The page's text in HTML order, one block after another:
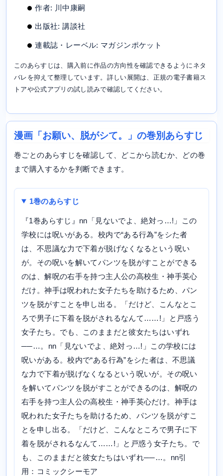
作者: 川中康嗣
出版社: 講談社
連載誌・レーベル: マガジンポケット
このあらすじは、購入前に作品の方向性を確認できるようにネタ
バレを抑えて整理しています。詳しい展開は、正規の電子書籍ス
トアや公式アプリの試し読みで確認してください。
漫画「お願い、脱がシて。」の巻別あらすじ
巻ごとのあらすじを確認して、どこから読むか、どの巻
まで購入するかを判断できます。
1巻のあらすじ
『1巻あらすじ』nn「見ないでよ、絶対っ…!」この
学校には呪いがある。校内で“ある行為”をシた者
は、不思議な力で下着が脱げなくなるという呪い
が。その呪いを解いてパンツを脱がすことができる
のは、解呪の右手を持つ主人公の高校生・神手英心
だけ。神手は呪われた女子たちを助けるため、パン
ツを脱がすことを申し出る。「だけど、こんなとこ
ろで男子に下着を脱がされるなんて……!」と戸惑う
女子たち。でも、このままだと彼女たちはいずれ
──…。nn「見ないでよ、絶対っ…!」この学校には
呪いがある。校内で“ある行為”をシた者は、不思議
な力で下着が脱げなくなるという呪いが。その呪い
を解いてパンツを脱がすことができるのは、解呪の
右手を持つ主人公の高校生・神手英心だけ。神手は
呪われた女子たちを助けるため、パンツを脱がすこ
とを申し出る。「だけど、こんなところで男子に下
着を脱がされるなんて……!」と戸惑う女子たち。で
も、このままだと彼女たちはいずれ──…。nn引
用：コミックシーモア